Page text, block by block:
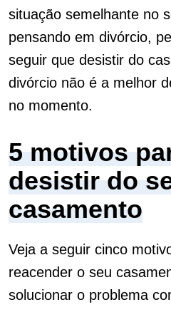
situação semelhante no
pensando em divórcio,
seguir que desistir do
divórcio não é a melhor
no momento.
5 motivos
desistir do
casamento
Veja a seguir cinco
reacender o seu
solucionar o problema